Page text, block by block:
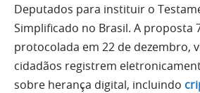
Deputados para instituir o
Simplificado no Brasil. A proposta
protocolada em 22 de dezembro,
cidadãos registrem
sobre herança digital, incluindo